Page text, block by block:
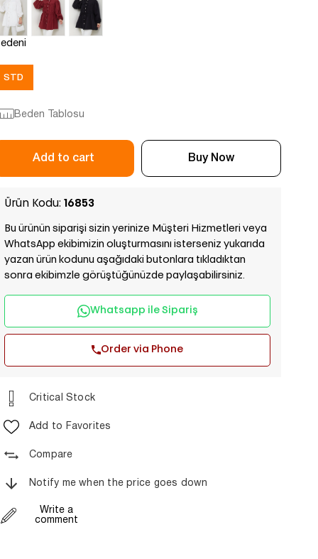
STD
Beden Tablosu
Ürün Kodu: 16853
Bu ürünün siparişi sizin yerinize Müşteri Hizmetleri veya
WhatsApp ekibimizin oluşturmasını isterseniz yukarıda
yazan ürün kodunu aşağıdaki butonlara tıkladıktan
sonra ekibimzle görüştüğünüzde paylaşabilirsiniz.
Whatsapp ile Sipariş
Order via Phone
Critical Stock
Add to Favorites
Compare
Notify me when the price goes down
Write a
comment